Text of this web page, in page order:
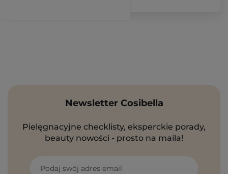
Newsletter Cosibella
Pielęgnacyjne checklisty, eksperckie porady,
beauty nowości - prosto na maila!
Podaj swój adres email